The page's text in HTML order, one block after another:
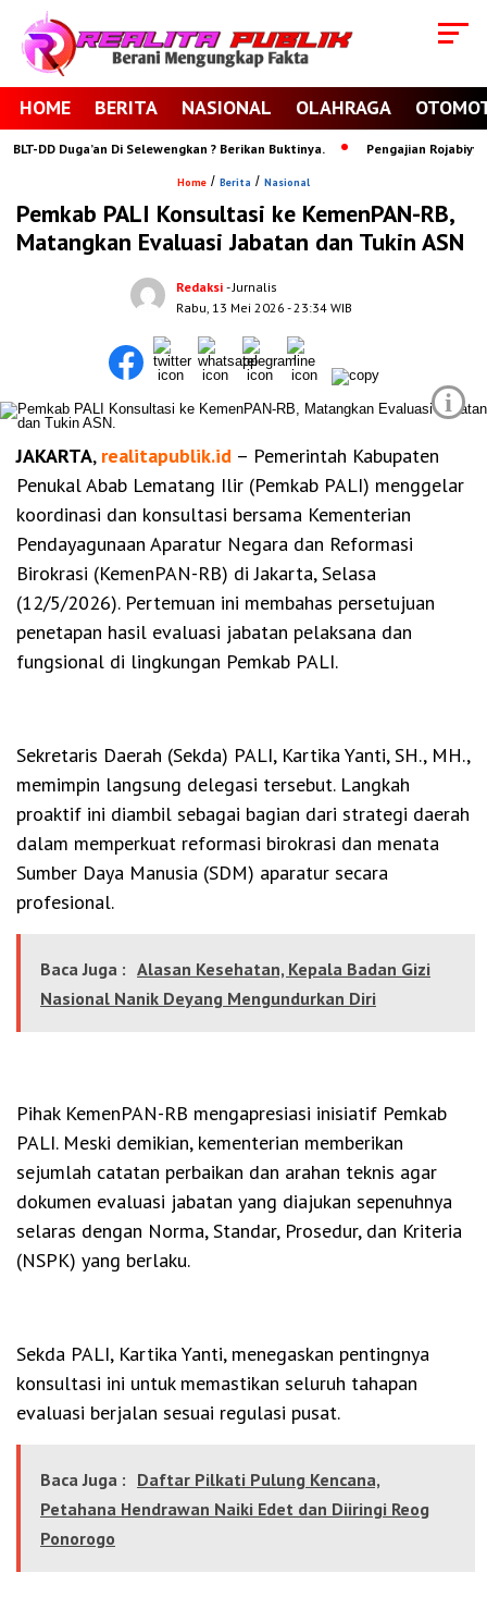
HOME BERITA NASIONAL OLAHRAGA
DD Duga’an Di Selewengkan ? Berikan Buktinya. Pengajian
Home / Berita / Nasional
Pemkab PALI Konsultasi ke KemenPAN-RB,
Matangkan Evaluasi Jabatan dan Tukin ASN
Redaksi - Jurnalis
Rabu, 13 Mei 2026 - 23:34 WIB
i
JAKARTA, realitapublik.id – Pemerintah Kabupaten
Penukal Abab Lematang Ilir (Pemkab PALI) menggelar
koordinasi dan konsultasi bersama Kementerian
Pendayagunaan Aparatur Negara dan Reformasi
Birokrasi (KemenPAN-RB) di Jakarta, Selasa
(12/5/2026). Pertemuan ini membahas persetujuan
penetapan hasil evaluasi jabatan pelaksana dan
fungsional di lingkungan Pemkab PALI.
Sekretaris Daerah (Sekda) PALI, Kartika Yanti, SH., MH.,
memimpin langsung delegasi tersebut. Langkah
proaktif ini diambil sebagai bagian dari strategi daerah
dalam memperkuat reformasi birokrasi dan menata
Sumber Daya Manusia (SDM) aparatur secara
profesional.
Baca Juga : Alasan Kesehatan, Kepala Badan Gizi
Nasional Nanik Deyang Mengundurkan Diri
Pihak KemenPAN-RB mengapresiasi inisiatif Pemkab
PALI. Meski demikian, kementerian memberikan
sejumlah catatan perbaikan dan arahan teknis agar
dokumen evaluasi jabatan yang diajukan sepenuhnya
selaras dengan Norma, Standar, Prosedur, dan Kriteria
(NSPK) yang berlaku.
Sekda PALI, Kartika Yanti, menegaskan pentingnya
konsultasi ini untuk memastikan seluruh tahapan
evaluasi berjalan sesuai regulasi pusat.
Baca Juga : Daftar Pilkati Pulung Kencana,
Petahana Hendrawan Naiki Edet dan Diiringi Reog
Ponorogo